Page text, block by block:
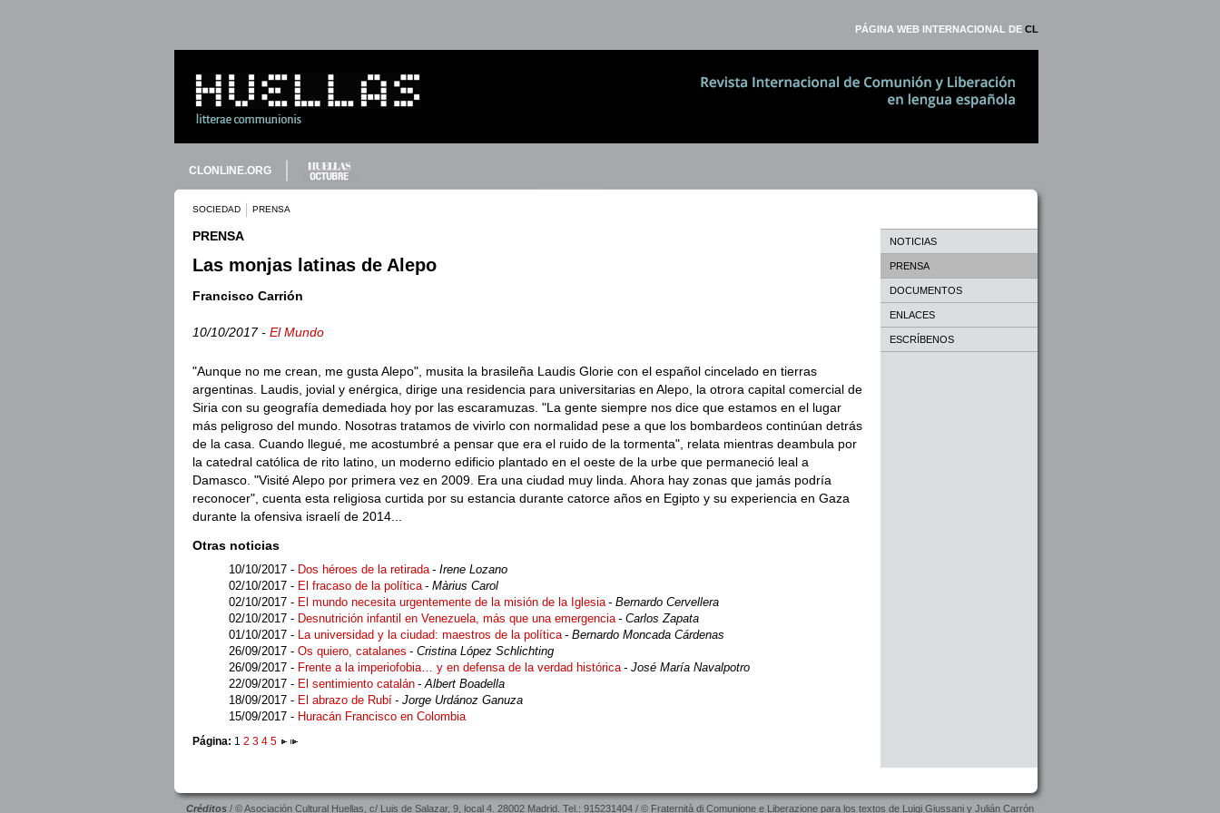
PÁGINA WEB INTERNACIONAL DE CL
CLONLINE.ORG
SOCIEDAD PRENSA
PRENSA
Las monjas latinas de Alepo
Francisco Carrión
10/10/2017 - El Mundo
"Aunque no me crean, me gusta Alepo", musita la brasileña Laudis Glorie con el español cincelado en tierras
argentinas. Laudis, jovial y enérgica, dirige una residencia para universitarias en Alepo, la otrora capital comercial de
Siria con su geografía demediada hoy por las escaramuzas. "La gente siempre nos dice que estamos en el lugar
más peligroso del mundo. Nosotras tratamos de vivirlo con normalidad pese a que los bombardeos continúan detrás
de la casa. Cuando llegué, me acostumbré a pensar que era el ruido de la tormenta", relata mientras deambula por
la catedral católica de rito latino, un moderno edificio plantado en el oeste de la urbe que permaneció leal a
Damasco. "Visité Alepo por primera vez en 2009. Era una ciudad muy linda. Ahora hay zonas que jamás podría
reconocer", cuenta esta religiosa curtida por su estancia durante catorce años en Egipto y su experiencia en Gaza
durante la ofensiva israelí de 2014...
Otras noticias
10/10/2017 - Dos héroes de la retirada - Irene Lozano
02/10/2017 - El fracaso de la política - Màrius Carol
02/10/2017 - El mundo necesita urgentemente de la misión de la Iglesia - Bernardo Cervellera
02/10/2017 - Desnutrición infantil en Venezuela, más que una emergencia - Carlos Zapata
01/10/2017 - La universidad y la ciudad: maestros de la política - Bernardo Moncada Cárdenas
26/09/2017 - Os quiero, catalanes - Cristina López Schlichting
26/09/2017 - Frente a la imperiofobia… y en defensa de la verdad histórica - José María Navalpotro
22/09/2017 - El sentimiento catalán - Albert Boadella
18/09/2017 - El abrazo de Rubí - Jorge Urdánoz Ganuza
15/09/2017 - Huracán Francisco en Colombia
Página: 1 2 3 4 5
NOTICIAS
PRENSA
DOCUMENTOS
ENLACES
ESCRÍBENOS
Créditos / © Asociación Cultural Huellas, c/ Luis de Salazar, 9, local 4. 28002 Madrid. Tel.: 915231404 / © Fraternità di Comunione e Liberazione para los textos de Luigi Giussani y Julián Carrón